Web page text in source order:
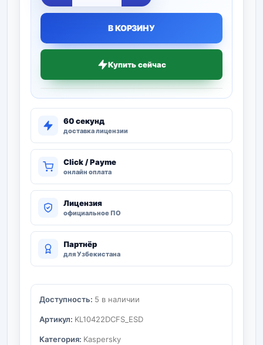
В КОРЗИНУ
Купить сейчас
60 секунд
доставка лицензии
Click / Payme
онлайн оплата
Лицензия
официальное ПО
Партнёр
для Узбекистана
Доступность: 5 в наличии
Артикул: KL10422DCFS_ESD
Категория: Kaspersky